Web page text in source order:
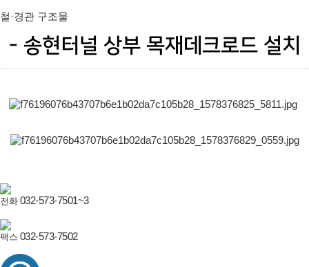
철·경관 구조물
- 송현터널 상부 목재데크로드 설치
전화 032-573-7501~3
팩스 032-573-7502